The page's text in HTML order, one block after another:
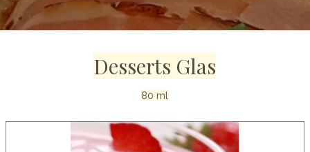
Desserts Glas
80 ml